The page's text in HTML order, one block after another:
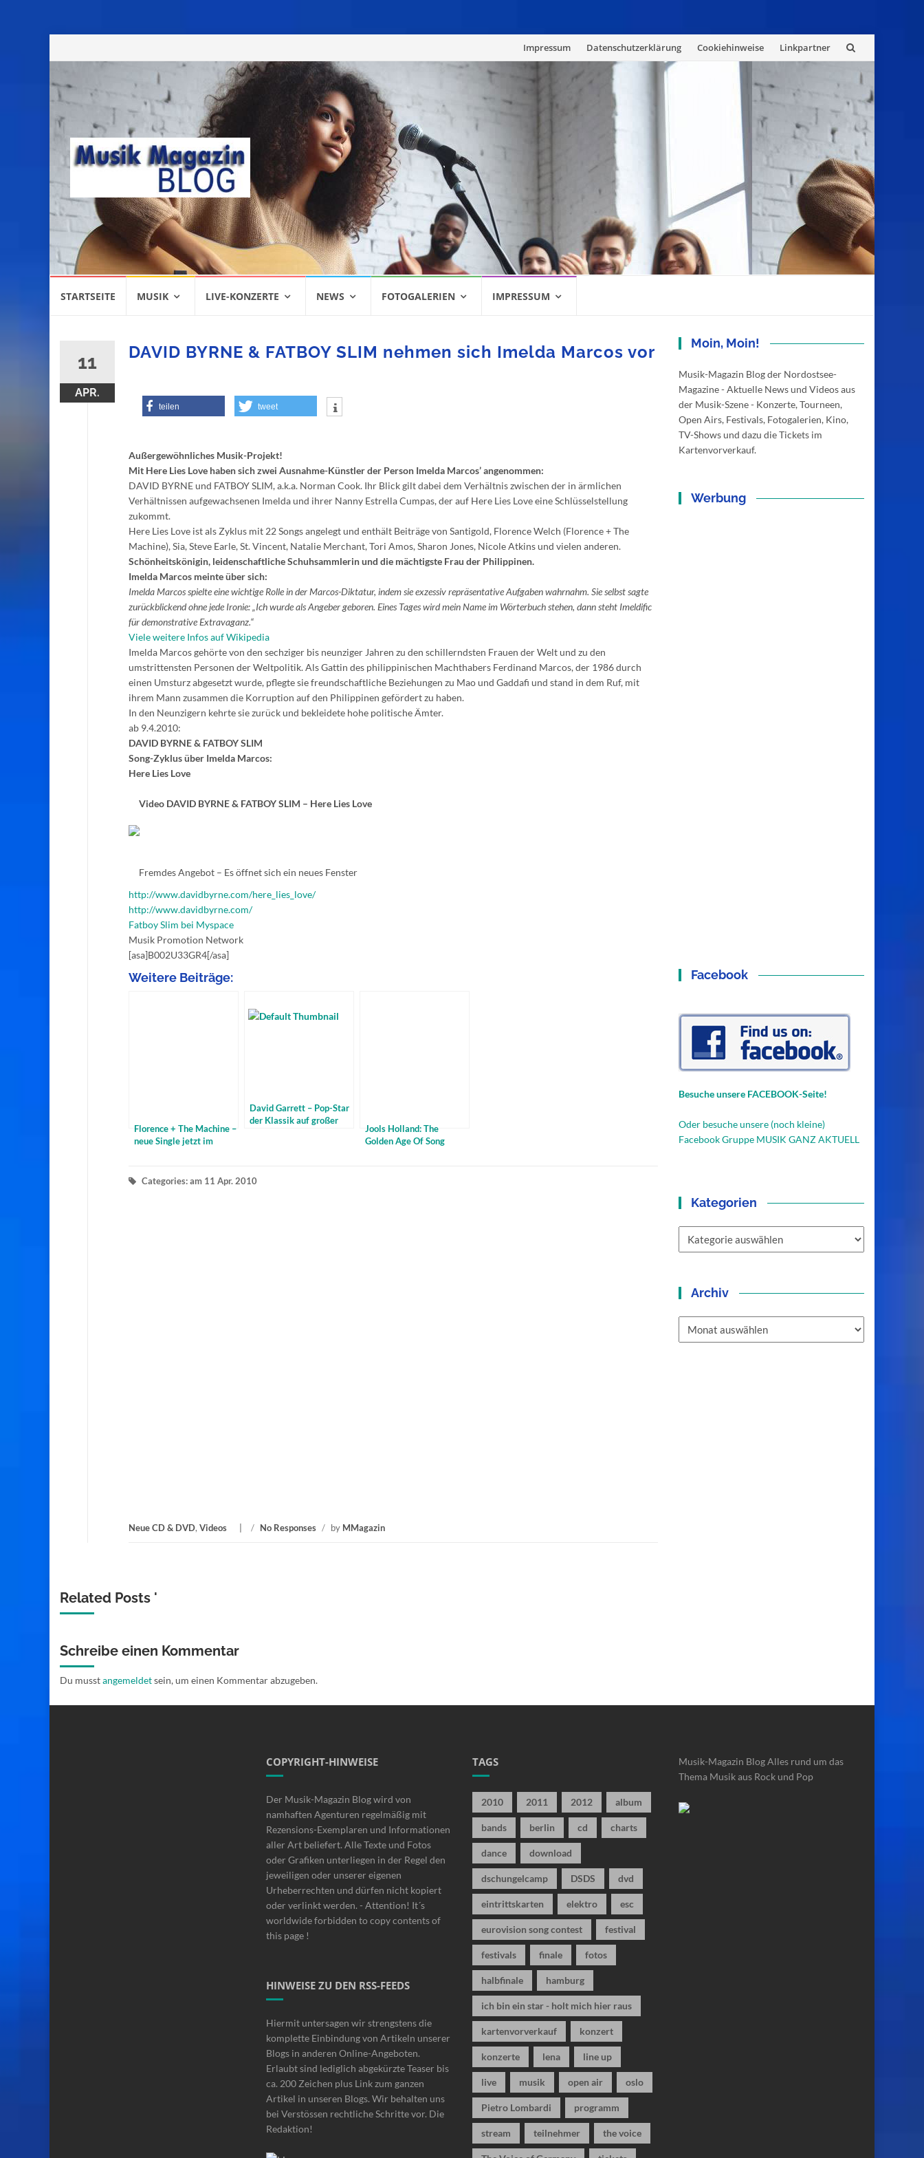
Skip
Impressum Datenschutzerklärung Cookiehinweise Linkpartner
STARTSEITE MUSIK LIVE-KONZERTE NEWS FOTOGALERIEN IMPRESSUM
11
APR.
DAVID BYRNE & FATBOY SLIM nehmen sich Imelda Marcos vor
teilen tweet
Außergewöhnliches Musik-Projekt!
Mit Here Lies Love haben sich zwei Ausnahme-Künstler der Person Imelda Marcos’ angenommen:
DAVID BYRNE und FATBOY SLIM, a.k.a. Norman Cook. Ihr Blick gilt dabei dem Verhältnis zwischen der in ärmlichen
Verhältnissen aufgewachsenen Imelda und ihrer Nanny Estrella Cumpas, der auf Here Lies Love eine Schlüsselstellung
zukommt.
Here Lies Love ist als Zyklus mit 22 Songs angelegt und enthält Beiträge von Santigold, Florence Welch (Florence + The
Machine), Sia, Steve Earle, St. Vincent, Natalie Merchant, Tori Amos, Sharon Jones, Nicole Atkins und vielen anderen.
Schönheitskönigin, leidenschaftliche Schuhsammlerin und die mächtigste Frau der Philippinen.
Imelda Marcos meinte über sich:
Imelda Marcos spielte eine wichtige Rolle in der Marcos-Diktatur, indem sie exzessiv repräsentative Aufgaben wahrnahm. Sie selbst sagte
zurückblickend ohne jede Ironie: „Ich wurde als Angeber geboren. Eines Tages wird mein Name im Wörterbuch stehen, dann steht Imeldific
für demonstrative Extravaganz.“
Viele weitere Infos auf Wikipedia
Imelda Marcos gehörte von den sechziger bis neunziger Jahren zu den schillerndsten Frauen der Welt und zu den
umstrittensten Personen der Weltpolitik. Als Gattin des philippinischen Machthabers Ferdinand Marcos, der 1986 durch
einen Umsturz abgesetzt wurde, pflegte sie freundschaftliche Beziehungen zu Mao und Gaddafi und stand in dem Ruf, mit
ihrem Mann zusammen die Korruption auf den Philippinen gefördert zu haben.
In den Neunzigern kehrte sie zurück und bekleidete hohe politische Ämter.
ab 9.4.2010:
DAVID BYRNE & FATBOY SLIM
Song-Zyklus über Imelda Marcos:
Here Lies Love
Video DAVID BYRNE & FATBOY SLIM – Here Lies Love
Fremdes Angebot – Es öffnet sich ein neues Fenster
http://www.davidbyrne.com/here_lies_love/
http://www.davidbyrne.com/
Fatboy Slim bei Myspace
Musik Promotion Network
[asa]B002U33GR4[/asa]
Weitere Beiträge:
Florence + The Machine –
neue Single jetzt im
David Garrett – Pop-Star
der Klassik auf großer
Jools Holland: The
Golden Age Of Song
Categories: am 11 Apr. 2010
Neue CD & DVD, Videos / No Responses / by MMagazin
Related Posts '
Schreibe einen Kommentar
Du musstangemeldetsein, um einen Kommentar abzugeben.
Moin, Moin!
Musik-Magazin Blog der Nordostsee-
Magazine - Aktuelle News und Videos aus
der Musik-Szene - Konzerte, Tourneen,
Open Airs, Festivals, Fotogalerien, Kino,
TV-Shows und dazu die Tickets im
Kartenvorverkauf.
Werbung
Facebook
Besuche unsere FACEBOOK-Seite!
Oder besuche unsere (noch kleine)
Facebook Gruppe MUSIK GANZ AKTUELL
Kategorien
Archiv
COPYRIGHT-HINWEISE
Der Musik-Magazin Blog wird von
namhaften Agenturen regelmäßig mit
Rezensions-Exemplaren und Informationen
aller Art beliefert. Alle Texte und Fotos
oder Grafiken unterliegen in der Regel den
jeweiligen oder unserer eigenen
Urheberrechten und dürfen nicht kopiert
oder verlinkt werden. - Attention! It´s
worldwide forbidden to copy contents of
this page !
HINWEISE ZU DEN RSS-FEEDS
Hiermit untersagen wir strengstens die
komplette Einbindung von Artikeln unserer
Blogs in anderen Online-Angeboten.
Erlaubt sind lediglich abgekürzte Teaser bis
ca. 200 Zeichen plus Link zum ganzen
Artikel in unseren Blogs. Wir behalten uns
bei Verstössen rechtliche Schritte vor. Die
Redaktion!
TAGS
2010 2011 2012 album
bands berlin cd charts
dance download
dschungelcamp DSDS dvd
eintrittskarten elektro esc
eurovision song contest festival
festivals finale fotos
halbfinale hamburg
ich bin ein star - holt mich hier raus
kartenvorverkauf konzert
konzerte lena line up
live musik open air oslo
Pietro Lombardi programm
stream teilnehmer the voice
Musik-Magazin BlogAlles rund um das
Thema Musik aus Rock und Pop